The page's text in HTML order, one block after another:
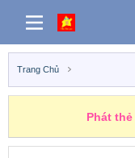
Trang Chủ
Phát